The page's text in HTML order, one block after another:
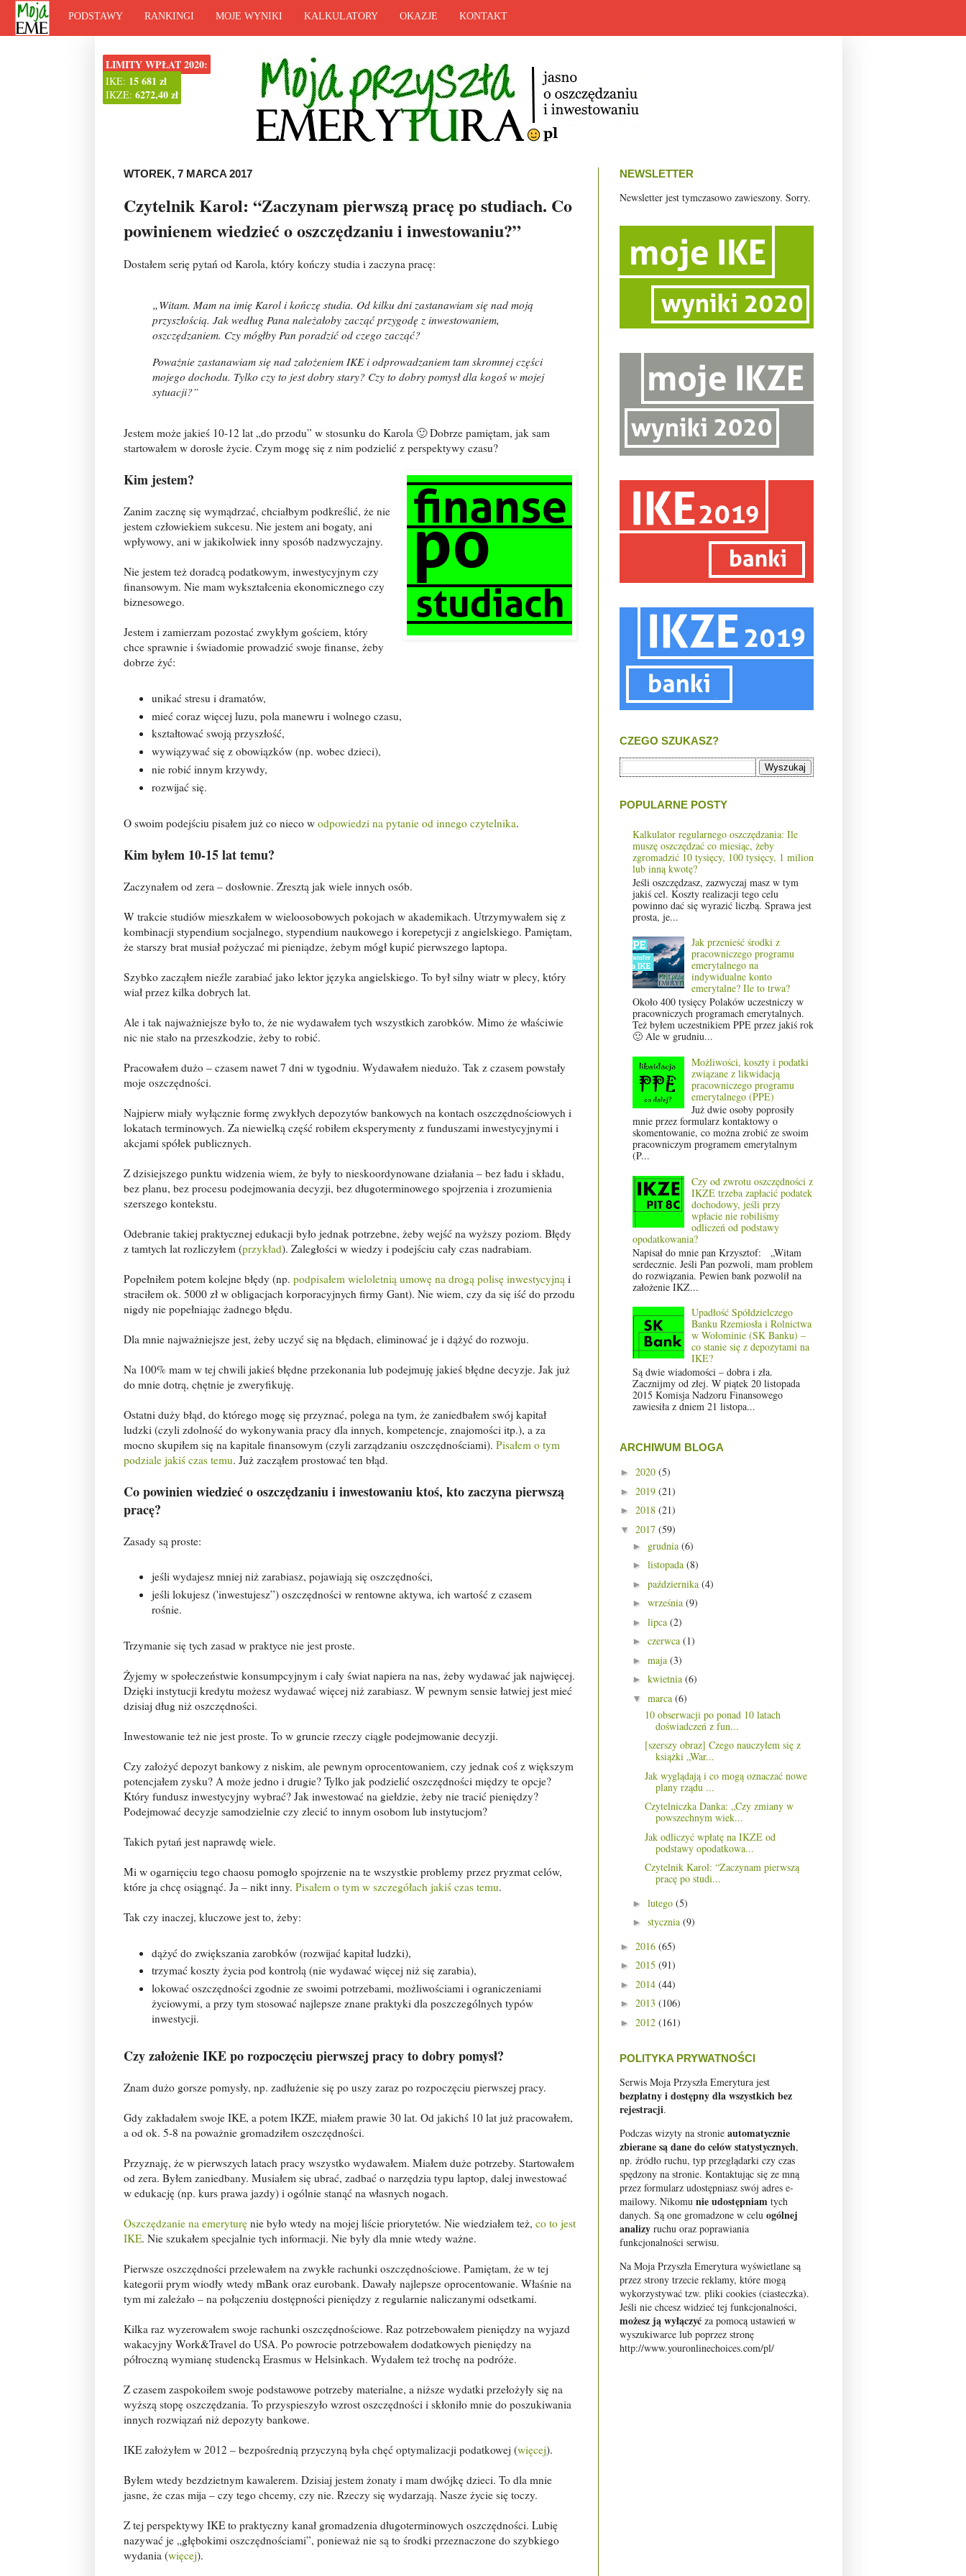
PODSTAWY RANKINGI MOJE WYNIKI KALKULATORY OKAZJE KONTAKT
LIMITY WPŁAT 2020:
IKE: 15 681 zł
IKZE: 6272,40 zł
WTOREK, 7 MARCA 2017
Czytelnik Karol: “Zaczynam pierwszą pracę po studiach. Co
powinienem wiedzieć o oszczędzaniu i inwestowaniu?”
Dostałem serię pytań od Karola, który kończy studia i zaczyna pracę:
„Witam. Mam na imię Karol i kończę studia. Od kilku dni zastanawiam się nad moją
przyszłością. Jak według Pana należałoby zacząć przygodę z inwestowaniem,
oszczędzaniem. Czy mógłby Pan poradzić od czego zacząć?
Poważnie zastanawiam się nad założeniem IKE i odprowadzaniem tam skromnej części
mojego dochodu. Tylko czy to jest dobry stary? Czy to dobry pomysł dla kogoś w mojej
sytuacji?”
Jestem może jakieś 10-12 lat „do przodu” w stosunku do Karola 🙂 Dobrze pamiętam, jak sam
startowałem w dorosłe życie. Czym mogę się z nim podzielić z perspektywy czasu?
Kim jestem?
Zanim zacznę się wymądrzać, chciałbym podkreślić, że nie
jestem człowiekiem sukcesu. Nie jestem ani bogaty, ani
wpływowy, ani w jakikolwiek inny sposób nadzwyczajny.
Nie jestem też doradcą podatkowym, inwestycyjnym czy
finansowym. Nie mam wykształcenia ekonomicznego czy
biznesowego.
Jestem i zamierzam pozostać zwykłym gościem, który
chce sprawnie i świadomie prowadzić swoje finanse, żeby
dobrze żyć:
unikać stresu i dramatów,
mieć coraz więcej luzu, pola manewru i wolnego czasu,
kształtować swoją przyszłość,
wywiązywać się z obowiązków (np. wobec dzieci),
nie robić innym krzywdy,
rozwijać się.
O swoim podejściu pisałem już co nieco w odpowiedzi na pytanie od innego czytelnika.
Kim byłem 10-15 lat temu?
Zaczynałem od zera – dosłownie. Zresztą jak wiele innych osób.
W trakcie studiów mieszkałem w wieloosobowych pokojach w akademikach. Utrzymywałem się z
kombinacji stypendium socjalnego, stypendium naukowego i korepetycji z angielskiego. Pamiętam,
że starszy brat musiał pożyczać mi pieniądze, żebym mógł kupić pierwszego laptopa.
Szybko zacząłem nieźle zarabiać jako lektor języka angielskiego. To był silny wiatr w plecy, który
wiał przez kilka dobrych lat.
Ale i tak najważniejsze było to, że nie wydawałem tych wszystkich zarobków. Mimo że właściwie
nic nie stało na przeszkodzie, żeby to robić.
Pracowałem dużo – czasem nawet 7 dni w tygodniu. Wydawałem niedużo. Tak z czasem powstały
moje oszczędności.
Najpierw miały wyłącznie formę zwykłych depozytów bankowych na kontach oszczędnościowych i
lokatach terminowych. Za niewielką część robiłem eksperymenty z funduszami inwestycyjnymi i
akcjami spółek publicznych.
Z dzisiejszego punktu widzenia wiem, że były to nieskoordynowane działania – bez ładu i składu,
bez planu, bez procesu podejmowania decyzji, bez długoterminowego spojrzenia i zrozumienia
szerszego kontekstu.
Odebranie takiej praktycznej edukacji było jednak potrzebne, żeby wejść na wyższy poziom. Błędy
z tamtych lat rozliczyłem (przykład). Zaległości w wiedzy i podejściu cały czas nadrabiam.
Popełniłem potem kolejne błędy (np. podpisałem wieloletnią umowę na drogą polisę inwestycyjną i
straciłem ok. 5000 zł w obligacjach korporacyjnych firmy Gant). Nie wiem, czy da się iść do przodu
nigdy nie popełniając żadnego błędu.
Dla mnie najważniejsze jest, żeby uczyć się na błędach, eliminować je i dążyć do rozwoju.
Na 100% mam w tej chwili jakieś błędne przekonania lub podejmuję jakieś błędne decyzje. Jak już
do mnie dotrą, chętnie je zweryfikuję.
Ostatni duży błąd, do którego mogę się przyznać, polega na tym, że zaniedbałem swój kapitał
ludzki (czyli zdolność do wykonywania pracy dla innych, kompetencje, znajomości itp.), a za
mocno skupiłem się na kapitale finansowym (czyli zarządzaniu oszczędnościami). Pisałem o tym
podziale jakiś czas temu. Już zacząłem prostować ten błąd.
Co powinien wiedzieć o oszczędzaniu i inwestowaniu ktoś, kto zaczyna pierwszą
pracę?
Zasady są proste:
jeśli wydajesz mniej niż zarabiasz, pojawiają się oszczędności,
jeśli lokujesz ('inwestujesz”) oszczędności w rentowne aktywa, ich wartość z czasem
rośnie.
Trzymanie się tych zasad w praktyce nie jest proste.
Żyjemy w społeczeństwie konsumpcyjnym i cały świat napiera na nas, żeby wydawać jak najwięcej.
Dzięki instytucji kredytu możesz wydawać więcej niż zarabiasz. W pewnym sensie łatwiej jest mieć
dzisiaj dług niż oszczędności.
Inwestowanie też nie jest proste. To w gruncie rzeczy ciągłe podejmowanie decyzji.
Czy założyć depozyt bankowy z niskim, ale pewnym oprocentowaniem, czy jednak coś z większym
potencjałem zysku? A może jedno i drugie? Tylko jak podzielić oszczędności między te opcje?
Który fundusz inwestycyjny wybrać? Jak inwestować na giełdzie, żeby nie tracić pieniędzy?
Podejmować decyzje samodzielnie czy zlecić to innym osobom lub instytucjom?
Takich pytań jest naprawdę wiele.
Mi w ogarnięciu tego chaosu pomogło spojrzenie na te wszystkie problemy przez pryzmat celów,
które ja chcę osiągnąć. Ja – nikt inny. Pisałem o tym w szczegółach jakiś czas temu.
Tak czy inaczej, kluczowe jest to, żeby:
dążyć do zwiększania zarobków (rozwijać kapitał ludzki),
trzymać koszty życia pod kontrolą (nie wydawać więcej niż się zarabia),
lokować oszczędności zgodnie ze swoimi potrzebami, możliwościami i ograniczeniami
życiowymi, a przy tym stosować najlepsze znane praktyki dla poszczególnych typów
inwestycji.
Czy założenie IKE po rozpoczęciu pierwszej pracy to dobry pomysł?
Znam dużo gorsze pomysły, np. zadłużenie się po uszy zaraz po rozpoczęciu pierwszej pracy.
Gdy zakładałem swoje IKE, a potem IKZE, miałem prawie 30 lat. Od jakichś 10 lat już pracowałem,
a od ok. 5-8 na poważnie gromadziłem oszczędności.
Przyznaję, że w pierwszych latach pracy wszystko wydawałem. Miałem duże potrzeby. Startowałem
od zera. Byłem zaniedbany. Musiałem się ubrać, zadbać o narzędzia typu laptop, dalej inwestować
w edukację (np. kurs prawa jazdy) i ogólnie stanąć na własnych nogach.
Oszczędzanie na emeryturę nie było wtedy na mojej liście priorytetów. Nie wiedziałem też, co to jest
IKE. Nie szukałem specjalnie tych informacji. Nie były dla mnie wtedy ważne.
Pierwsze oszczędności przelewałem na zwykłe rachunki oszczędnościowe. Pamiętam, że w tej
kategorii prym wiodły wtedy mBank oraz eurobank. Dawały najlepsze oprocentowanie. Właśnie na
tym mi zależało – na połączeniu dostępności pieniędzy z regularnie naliczanymi odsetkami.
Kilka raz wyzerowałem swoje rachunki oszczędnościowe. Raz potrzebowałem pieniędzy na wyjazd
wakacyjny Work&Travel do USA. Po powrocie potrzebowałem dodatkowych pieniędzy na
półroczną wymianę studencką Erasmus w Helsinkach. Wydałem też trochę na podróże.
Z czasem zaspokoiłem swoje podstawowe potrzeby materialne, a niższe wydatki przełożyły się na
wyższą stopę oszczędzania. To przyspieszyło wzrost oszczędności i skłoniło mnie do poszukiwania
innych rozwiązań niż depozyty bankowe.
IKE założyłem w 2012 – bezpośrednią przyczyną była chęć optymalizacji podatkowej (więcej).
Byłem wtedy bezdzietnym kawalerem. Dzisiaj jestem żonaty i mam dwójkę dzieci. To dla mnie
jasne, że czas mija – czy tego chcemy, czy nie. Rzeczy się wydarzają. Nasze życie się toczy.
Z tej perspektywy IKE to praktyczny kanał gromadzenia długoterminowych oszczędności. Lubię
nazywać je „głębokimi oszczędnościami”, ponieważ nie są to środki przeznaczone do szybkiego
wydania (więcej).
NEWSLETTER
Newsletter jest tymczasowo zawieszony. Sorry.
CZEGO SZUKASZ?
POPULARNE POSTY
Kalkulator regularnego oszczędzania: Ile
muszę oszczędzać co miesiąc, żeby
zgromadzić 10 tysięcy, 100 tysięcy, 1 milion
lub inną kwotę?
Jeśli oszczędzasz, zazwyczaj masz w tym
jakiś cel. Koszty realizacji tego celu
powinno dać się wyrazić liczbą. Sprawa jest
prosta, je...
Jak przenieść środki z
pracowniczego programu
emerytalnego na
indywidualne konto
emerytalne? Ile to trwa?
Około 400 tysięcy Polaków uczestniczy w
pracowniczych programach emerytalnych.
Też byłem uczestnikiem PPE przez jakiś rok
🙂 Ale w grudniu...
Możliwości, koszty i podatki
związane z likwidacją
pracowniczego programu
emerytalnego (PPE)
Już dwie osoby poprosiły
mnie przez formularz kontaktowy o
skomentowanie, co można zrobić ze swoim
pracowniczym programem emerytalnym
(P...
Czy od zwrotu oszczędności z
IKZE trzeba zapłacić podatek
dochodowy, jeśli przy
wpłacie nie robiliśmy
odliczeń od podstawy
opodatkowania?
Napisał do mnie pan Krzysztof: „Witam
serdecznie. Jeśli Pan pozwoli, mam problem
do rozwiązania. Pewien bank pozwolił na
założenie IKZ...
Upadłość Spółdzielczego
Banku Rzemiosła i Rolnictwa
w Wołominie (SK Banku) –
co stanie się z depozytami na
IKE?
Są dwie wiadomości – dobra i zła.
Zacznijmy od złej. W piątek 20 listopada
2015 Komisja Nadzoru Finansowego
zawiesiła z dniem 21 listopa...
ARCHIWUM BLOGA
► 2020 (5)
► 2019 (21)
► 2018 (21)
▼ 2017 (59)
► grudnia (6)
► listopada (8)
► października (4)
► września (9)
► lipca (2)
► czerwca (1)
► maja (3)
► kwietnia (6)
▼ marca (6)
10 obserwacji po ponad 10 latach
doświadczeń z fun...
[szerszy obraz] Czego nauczyłem się z
książki „War...
Jak wyglądają i co mogą oznaczać nowe
plany rządu ...
Czytelniczka Danka: „Czy zmiany w
powszechnym wiek...
Jak odliczyć wpłatę na IKZE od
podstawy opodatkowa...
Czytelnik Karol: “Zaczynam pierwszą
pracę po studi...
► lutego (5)
► stycznia (9)
► 2016 (65)
► 2015 (91)
► 2014 (44)
► 2013 (106)
► 2012 (161)
POLITYKA PRYWATNOŚCI
Serwis Moja Przyszła Emerytura jest
bezpłatny i dostępny dla wszystkich bez
rejestracji.
Podczas wizyty na stronie automatycznie
zbierane są dane do celów statystycznych,
np. źródło ruchu, typ przeglądarki czy czas
spędzony na stronie. Kontaktując się ze mną
przez formularz udostępniasz swój adres e-
mailowy. Nikomu nie udostępniam tych
danych. Są one gromadzone w celu ogólnej
analizy ruchu oraz poprawiania
funkcjonalności serwisu.
Na Moja Przyszła Emerytura wyświetlane są
przez strony trzecie reklamy, które mogą
wykorzystywać tzw. pliki cookies (ciasteczka).
Jeśli nie chcesz widzieć tej funkcjonalności,
możesz ją wyłączyć za pomocą ustawień w
wyszukiwarce lub poprzez stronę
http://www.youronlinechoices.com/pl/